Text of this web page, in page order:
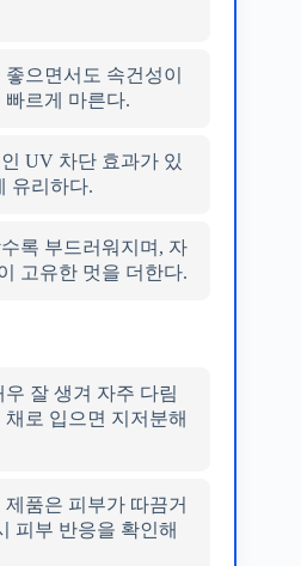
으면서도 속건성이
르게 마른다.
UV 차단 효과가 있
유리하다.
록 부드러워지며, 자
고유한 멋을 더한다.
잘 생겨 자주 다림
로 입으면 지저분해
품은 피부가 따끔거
피부 반응을 확인해